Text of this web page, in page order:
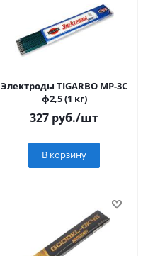
Электроды TIGARBO МР-3С
ф2,5 (1 кг)
327 руб./шт
В корзину